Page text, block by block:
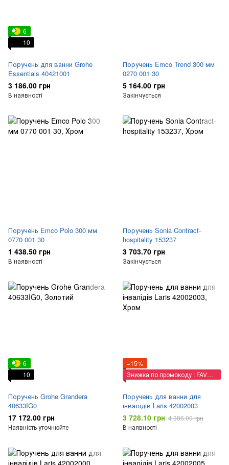
6
10
Поручень для ванни Grohe
Essentials 40421001
3 186.00 грн
В наявності
Поручень Emco Trend 300 мм
0270 001 30
5 164.00 грн
Закінчується
Поручень Emco Polo 300 мм
0770 001 30
1 438.50 грн
В наявності
Поручень Sonia Contract-
hospitality 153237
3 703.70 грн
Закінчується
6
10
Поручень Grohe Grandera
40633IG0
17 172.00 грн
Наявність уточнюйте
−15%
Знижка по промокоду : FAVORIT
Поручень для ванни для
інвалідів Laris 42002003
3 728.10 грн 4 386.00 грн
В наявності